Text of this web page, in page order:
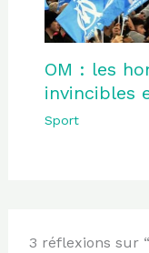
OM : les
invincibles
Sport
3 réflexions sur